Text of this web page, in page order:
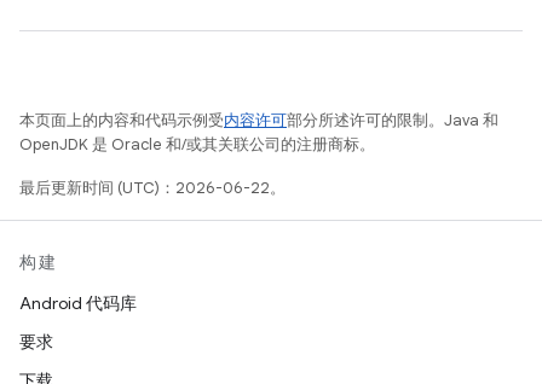
本页面上的内容和代码示例受内容许可部分所述许可的限制。Java 和
OpenJDK 是 Oracle 和/或其关联公司的注册商标。
最后更新时间 (UTC)：2026-06-22。
构建
Android 代码库
要求